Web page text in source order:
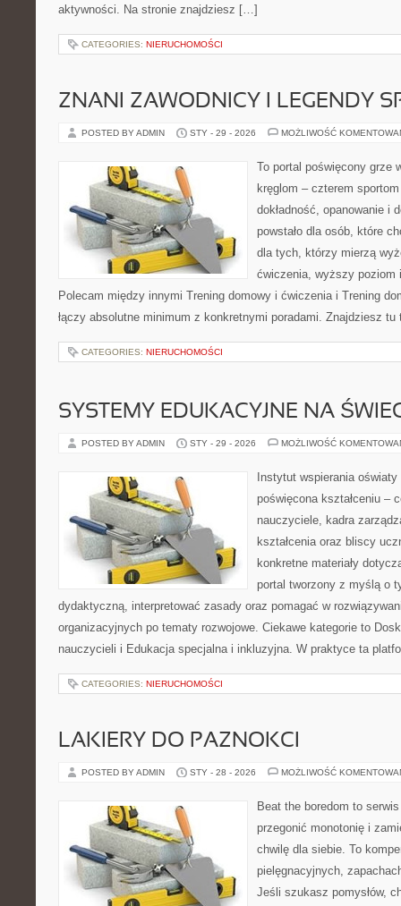
aktywności. Na stronie znajdziesz […]
CATEGORIES: NIERUCHOMOŚCI
ZNANI ZAWODNICY I LEGENDY
POSTED BY ADMIN STY - 29 - 2026 MOŻLIWOŚĆ
To portal poświęcony grze
kręglom – czterem
dokładność, opanowanie i
powstało dla osób, które
dla tych, którzy mierzą
ćwiczenia, wyższy poziom
Polecam między innymi Trening domowy i ćwiczenia i Trening
łączy absolutne minimum z konkretnymi poradami. Znajdziesz
CATEGORIES: NIERUCHOMOŚCI
SYSTEMY EDUKACYJNE NA
POSTED BY ADMIN STY - 29 - 2026 MOŻLIWOŚĆ
Instytut wspierania
poświęcona kształceniu –
nauczyciele, kadra
kształcenia oraz bliscy
konkretne materiały
portal tworzony z myślą o
dydaktyczną, interpretować zasady oraz pomagać w
organizacyjnych po tematy rozwojowe. Ciekawe kategorie to
nauczycieli i Edukacja specjalna i inkluzyjna. W praktyce ta
CATEGORIES: NIERUCHOMOŚCI
LAKIERY DO PAZNOKCI
POSTED BY ADMIN STY - 28 - 2026 MOŻLIWOŚĆ
Beat the boredom to
przegonić monotonię i
chwilę dla siebie. To
pielęgnacyjnych,
Jeśli szukasz pomysłów,